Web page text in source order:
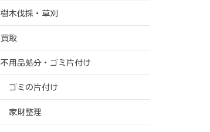
樹木伐採・草刈
買取
不用品処分・ゴミ片付け
ゴミの片付け
家財整理